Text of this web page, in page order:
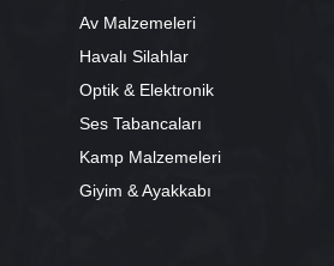
Av Malzemeleri
Havalı Silahlar
Optik & Elektronik
Ses Tabancaları
Kamp Malzemeleri
Giyim & Ayakkabı